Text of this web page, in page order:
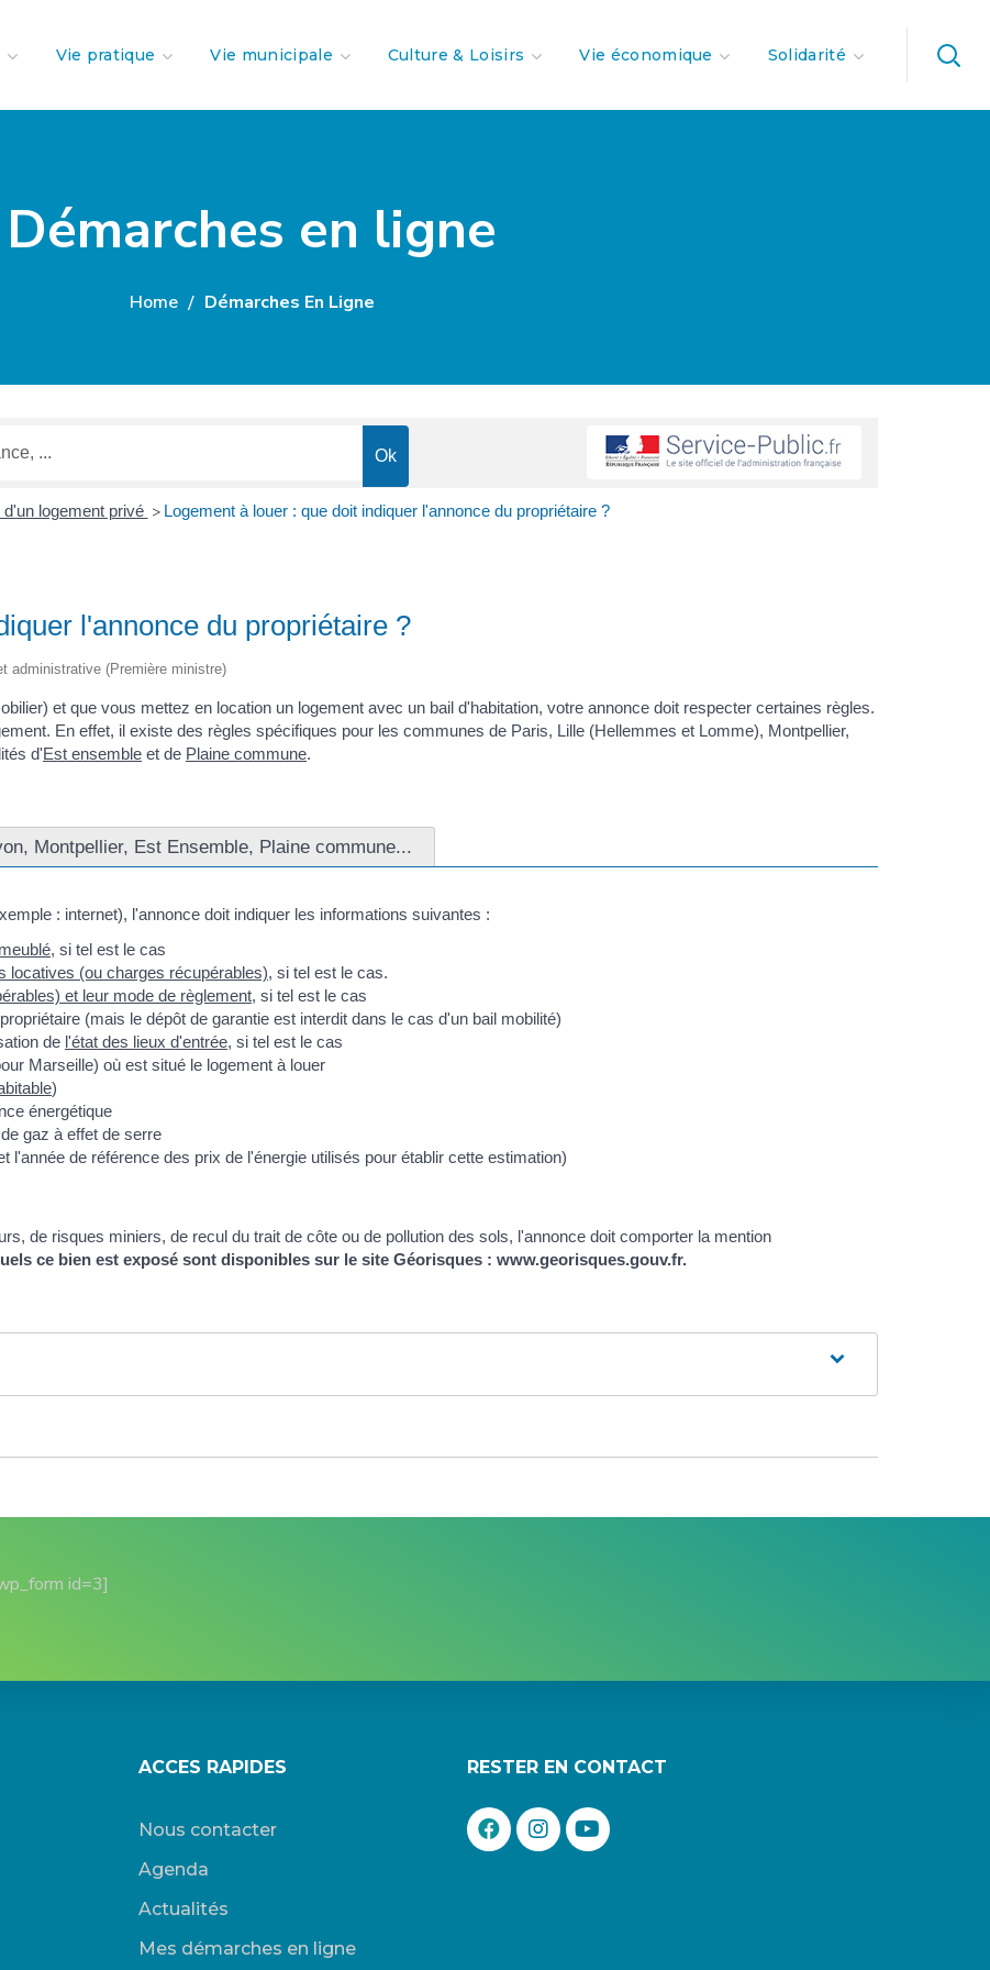
Vie pratique Vie municipale Culture & Loisirs Vie économique Solidarité
Démarches en ligne
Home Démarches En Ligne
logement privé > Logement à louer : que doit indiquer l'annonce du propriétaire ?
l'annonce du propriétaire ?
administrative (Première ministre)
et que vous mettez en location un logement avec un bail d'habitation, votre annonce doit respecter certaines règles.
En effet, il existe des règles spécifiques pour les communes de Paris, Lille (Hellemmes et Lomme), Montpellier,
d'Est ensemble et de Plaine commune.
Montpellier, Est Ensemble, Plaine commune...
: internet), l'annonce doit indiquer les informations suivantes :
, si tel est le cas
locatives (ou charges récupérables), si tel est le cas.
et leur mode de règlement, si tel est le cas
(mais le dépôt de garantie est interdit dans le cas d'un bail mobilité)
de l'état des lieux d'entrée, si tel est le cas
Marseille) où est situé le logement à louer
)
énergétique
gaz à effet de serre
l'année de référence des prix de l'énergie utilisés pour établir cette estimation)
de risques miniers, de recul du trait de côte ou de pollution des sols, l'annonce doit comporter la mention
ce bien est exposé sont disponibles sur le site Géorisques : www.georisques.gouv.fr.
id=3]
ACCES RAPIDES
Nous contacter
Agenda
Actualités
Mes démarches en ligne
RESTER EN CONTACT